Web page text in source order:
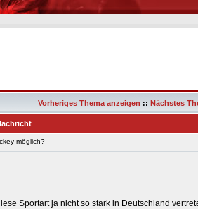
Vorheriges Thema anzeigen :: Nächstes
möglich?
Sportart ja nicht so stark in Deutschland